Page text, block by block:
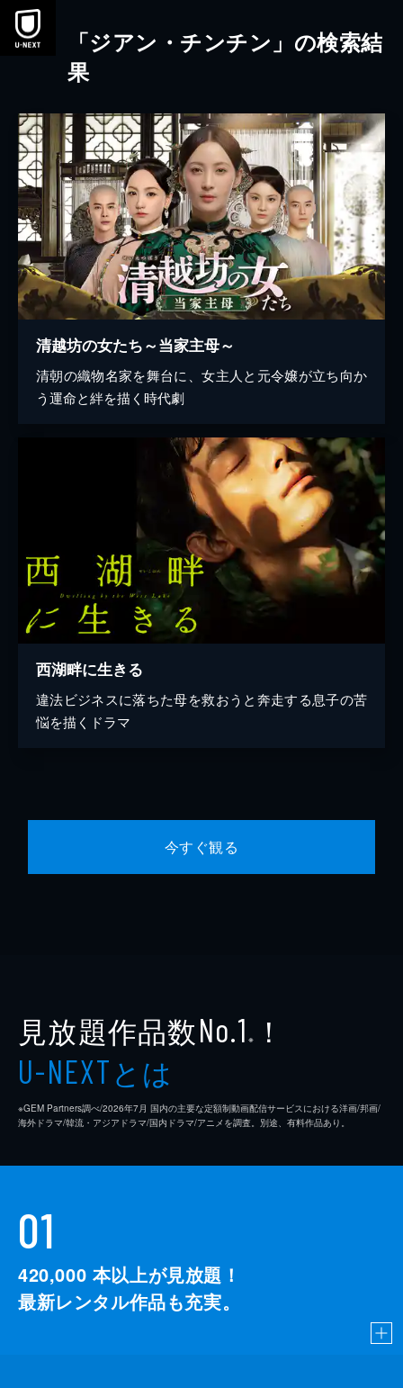
本文へスキップ
「ジアン・チンチン」の検索結
果
清越坊の女たち～当家主母～
清朝の織物名家を舞台に、女主人と元令嬢が立ち向か
う運命と絆を描く時代劇
西湖畔に生きる
違法ビジネスに落ちた母を救おうと奔走する息子の苦
悩を描くドラマ
今すぐ観る
見放題作品数No.1 ※ ！
U-NEXTとは
※GEM Partners調べ/2026年7⽉ 国内の主要な定額制動画配信サービスにおける洋画/邦画/
海外ドラマ/韓流・アジアドラマ/国内ドラマ/アニメを調査。別途、有料作品あり。
01
420,000 本以上が見放題！
最新レンタル作品も充実。